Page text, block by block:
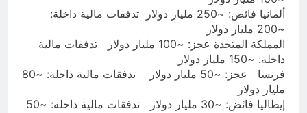
ألمانيا فائض: ~250 مليار دولار تدفقات مالية داخلة:
~200 مليار دولار
المملكة المتحدة عجز: ~100 مليار دولار تدفقات مالية
داخلة: ~150 مليار دولار
فرنسا عجز: ~50 مليار دولار تدفقات مالية داخلة: ~80
مليار دولار
إيطاليا فائض: ~30 مليار دولار تدفقات مالية داخلة: ~50